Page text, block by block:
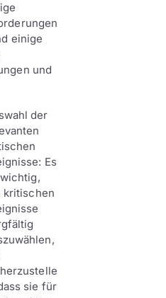
einige
und
der
Es
kritischen
sie für